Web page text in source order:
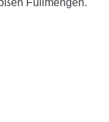
Füllmengen.